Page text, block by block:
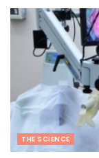
THE SCIENCE